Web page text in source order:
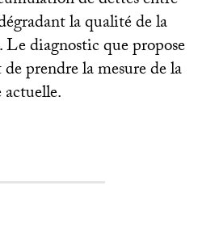
la qualité de la
diagnostic que propose
prendre la mesure de la